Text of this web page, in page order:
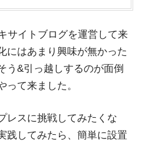
サイトブログを運営して来
にはあまり興味が無かった
う&引っ越しするのが面倒
って来ました。
レスに挑戦してみたくな
践してみたら、簡単に設置